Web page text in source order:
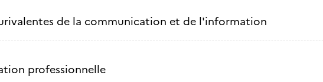
de la communication et de l'information
professionnelle